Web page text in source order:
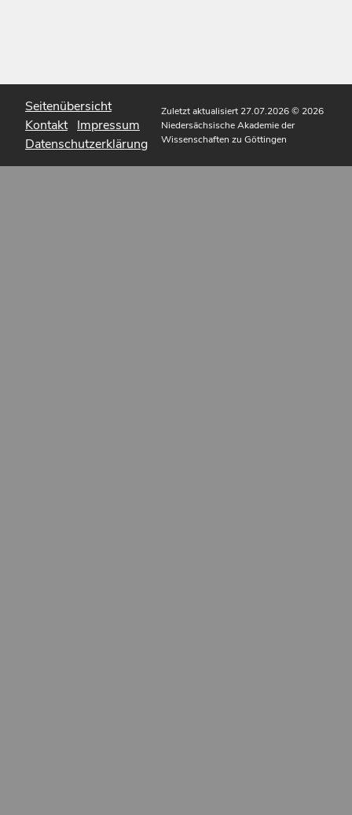
Seitenübersicht
Kontakt Impressum
Datenschutzerklärung
Zuletzt aktualisiert 27.07.2026© 2026
Niedersächsische Akademie der
Wissenschaften zu Göttingen